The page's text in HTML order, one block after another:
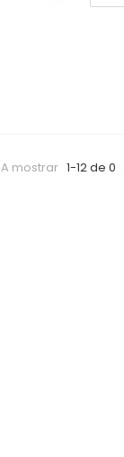
A mostrar 1-12 de 0